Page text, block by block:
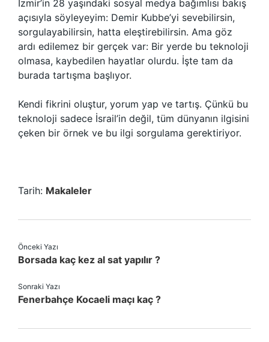
İzmir’in 28 yaşındaki sosyal medya bağımlısı bakış
açısıyla söyleyeyim: Demir Kubbe’yi sevebilirsin,
sorgulayabilirsin, hatta eleştirebilirsin. Ama göz
ardı edilemez bir gerçek var: Bir yerde bu teknoloji
olmasa, kaybedilen hayatlar olurdu. İşte tam da
burada tartışma başlıyor.
Kendi fikrini oluştur, yorum yap ve tartış. Çünkü bu
teknoloji sadece İsrail’in değil, tüm dünyanın ilgisini
çeken bir örnek ve bu ilgi sorgulama gerektiriyor.
Tarih: Makaleler
Önceki Yazı
Borsada kaç kez al sat yapılır ?
Sonraki Yazı
Fenerbahçe Kocaeli maçı kaç ?